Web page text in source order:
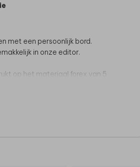
met een persoonlijk bord.
in onze editor.
op het materiaal forex van 5
weerbestendig materiaal